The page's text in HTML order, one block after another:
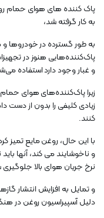
به کار گرفته شد،
به طور گسترده در خودروها
پاک‌کننده‌هایی هنوز در
و غبار وجود دارد استفاده
زیرا پاک‌کننده‌های هوای
زیادی کثیفی را بدون از دست
کنند.
با این حال، روغن مایع
و ناخوشایند می کند، آنها
نرخ جریان هوای بالا
و تمایل به افزایش انتشار
دلیل آسپیراسیون روغن در